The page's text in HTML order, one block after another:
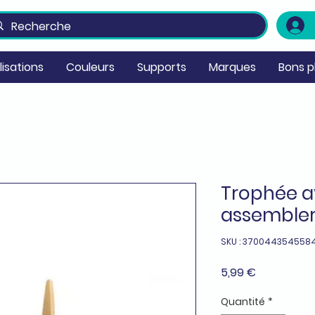
Couleurs Supports Marques Bons
Trophée
SKU :
5,99 €
Quantité *